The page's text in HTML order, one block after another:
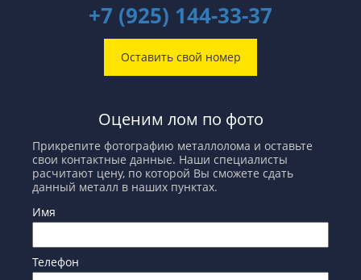
+7 (925) 144-33-37
Оставить свой номер
Оценим лом по фото
Прикрепите фотографию металлолома и оставьте
свои контактные данные. Наши специалисты
расчитают цену, по которой Вы сможете сдать
данный металл в наших пунктах.
Имя
Телефон